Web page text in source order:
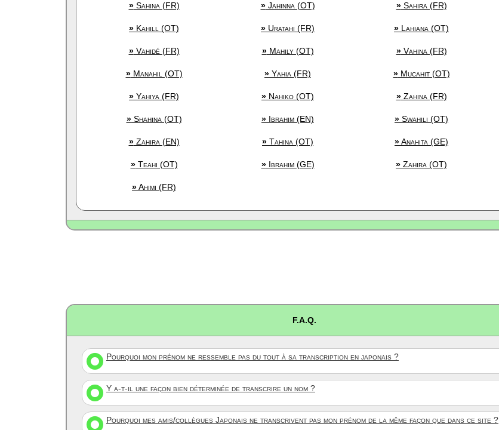
»Sahina (FR) »Jahinna (OT) »Sahira (FR)
» Kahill (OT) » Uratahi (FR) » Lahiana (OT)
»Vahidé (FR) »Mahily (OT) »Vahina (FR)
»Manahil (OT) » Yahia (FR) »Mucahit (OT)
» Yahiya (FR) » Nahiko (OT) »Zahina (FR)
»Shahina (OT) » Ibrahim (EN) » Swahili (OT)
»Zahira (EN) » Tahina (OT) »Anahita (GE)
»Teahi (OT) »Ibrahim (GE) » Zahira (OT)
»Ahimi (FR)
F.A.Q.
Pourquoi mon prénom ne ressemble pas du tout à sa transcription en japonais ?
Y a-t-il une façon bien déterminée de transcrire un nom ?
Pourquoi mes amis/collègues Japonais ne transcrivent pas mon prénom de la même façon que dans ce site ?